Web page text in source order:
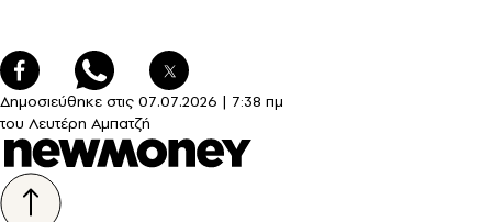
Δημοσιεύθηκε στις 07.07.2026 | 7:38 πμ
του Λευτέρη Αμπατζή